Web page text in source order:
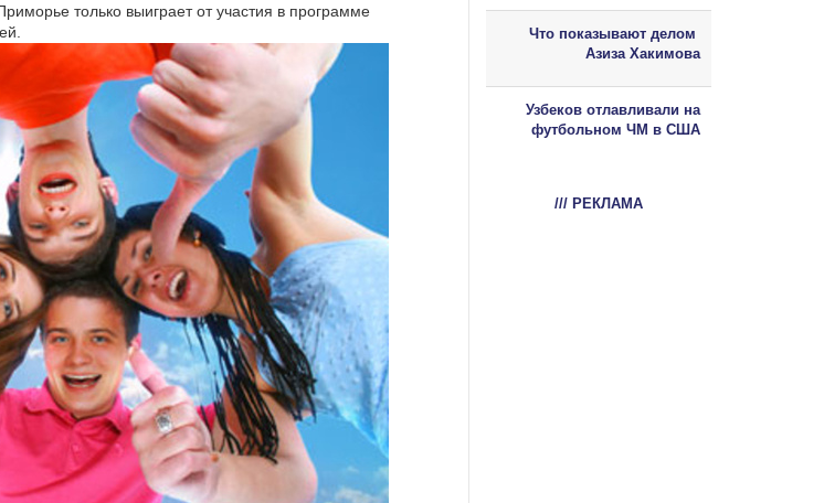
только выиграет от участия в программе
Что показывают делом
Азиза Хакимова
Узбеков отлавливали на
футбольном ЧМ в США
/// РЕКЛАМА